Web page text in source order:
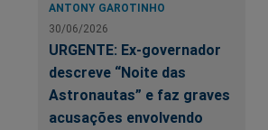
ANTONY GAROTINHO
30/06/2026
URGENTE: Ex-governador
descreve “Noite das
Astronautas” e faz graves
acusações envolvendo